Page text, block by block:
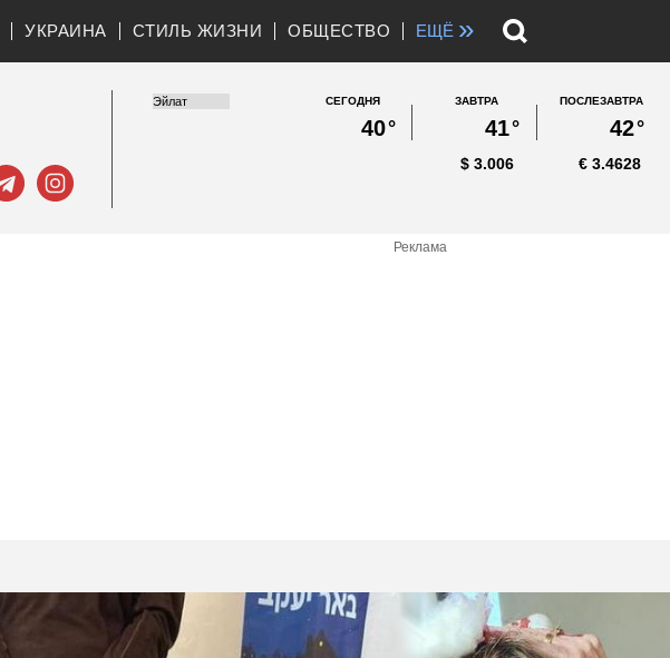
УКРАИНА СТИЛЬ ЖИЗНИ ОБЩЕСТВО ЕЩЁ »
СЕГОДНЯ
40°
ЗАВТРА
41°
ПОСЛЕЗАВТРА
42°
3.006
$ 3.4628
€
Реклама